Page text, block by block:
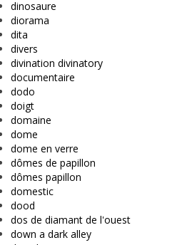
dinosaure
diorama
dita
divers
divination divinatory
documentaire
dodo
doigt
domaine
dome
dome en verre
dômes de papillon
dômes papillon
domestic
dood
dos de diamant de l'ouest
down a dark alley